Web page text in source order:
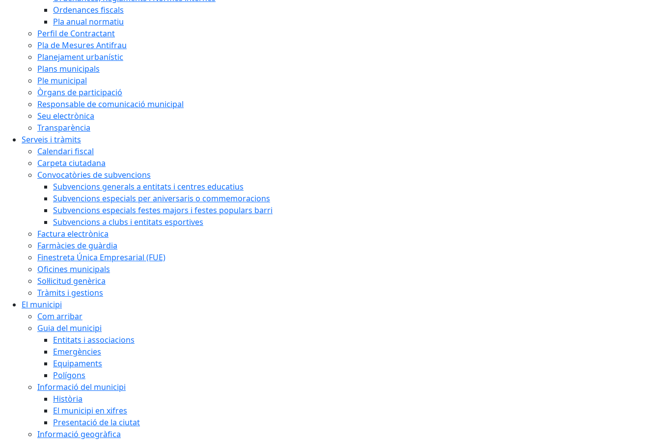
Ordenances fiscals
Pla anual normatiu
Perfil de Contractant
Pla de Mesures Antifrau
Planejament urbanístic
Plans municipals
Ple municipal
Òrgans de participació
Responsable de comunicació municipal
Seu electrònica
Transparència
Serveis i tràmits
Calendari fiscal
Carpeta ciutadana
Convocatòries de subvencions
Subvencions generals a entitats i centres educatius
Subvencions especials per aniversaris o commemoracions
Subvencions especials festes majors i festes populars barri
Subvencions a clubs i entitats esportives
Factura electrònica
Farmàcies de guàrdia
Finestreta Única Empresarial (FUE)
Oficines municipals
Sol·licitud genèrica
Tràmits i gestions
El municipi
Com arribar
Guia del municipi
Entitats i associacions
Emergències
Equipaments
Polígons
Informació del municipi
Història
El municipi en xifres
Presentació de la ciutat
Informació geogràfica